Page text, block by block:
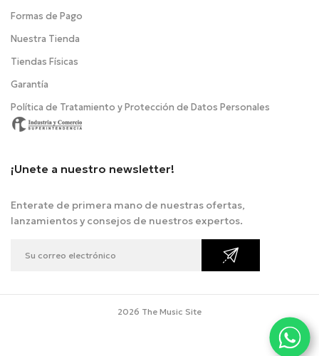
Formas de Pago
Nuestra Tienda
Tiendas Físicas
Garantía
Política de Tratamiento y Protección de Datos Personales
¡Unete a nuestro newsletter!
Enterate de primera mano de nuestras ofertas,
lanzamientos y consejos de nuestros expertos.
2026 The Music Site